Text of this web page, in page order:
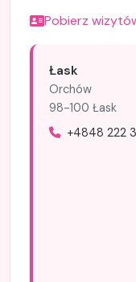
Pobierz
Łask
Orchów
98-100 Łask
+4848 222